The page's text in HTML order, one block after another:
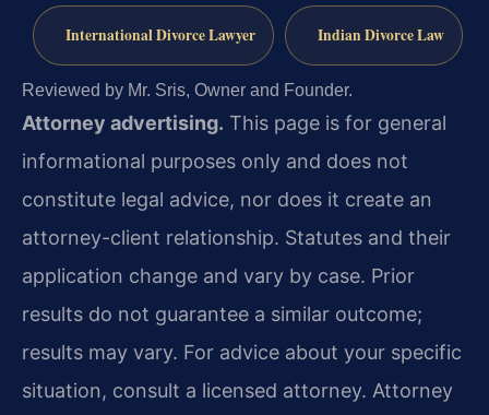
International Divorce Lawyer Indian Divorce Law
Reviewed by Mr. Sris, Owner and Founder.
Attorney advertising. This page is for general
informational purposes only and does not
constitute legal advice, nor does it create an
attorney-client relationship. Statutes and their
application change and vary by case. Prior
results do not guarantee a similar outcome;
results may vary. For advice about your specific
situation, consult a licensed attorney. Attorney